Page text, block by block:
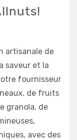
artisanale de
saveur et la
fournisseur
de fruits
granola, de
avec des